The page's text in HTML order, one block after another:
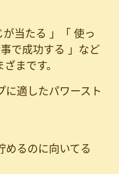
が当たる 」「 使っ
で成功する 」など
まです。
に適したパワースト
めるのに向いてる